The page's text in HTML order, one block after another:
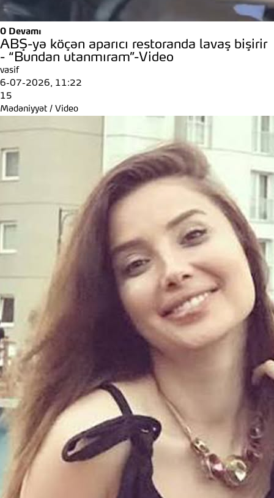
0 Devamı
ABŞ-yə köçən aparıcı restoranda lavaş bişirir
- “Bundan utanmıram”-Video
vasif
6-07-2026, 11:22
15
Mədəniyyət / Video